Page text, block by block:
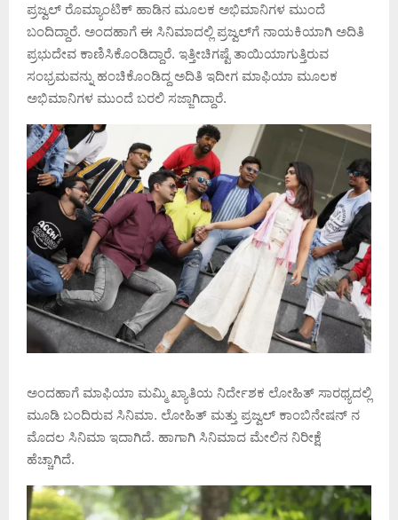
ಪ್ರಜ್ವಲ್ ರೊಮ್ಯಾಂಟಿಕ್ ಹಾಡಿನ ಮೂಲಕ ಅಭಿಮಾನಿಗಳ ಮುಂದೆ
ಬಂದಿದ್ದಾರೆ. ಅಂದಹಾಗೆ ಈ ಸಿನಿಮಾದಲ್ಲಿ ಪ್ರಜ್ವಲ್‌ಗೆ ನಾಯಕಿಯಾಗಿ ಅದಿತಿ
ಪ್ರಭುದೇವ ಕಾಣಿಸಿಕೊಂಡಿದ್ದಾರೆ. ಇತ್ತೀಚಿಗಷ್ಟೆ ತಾಯಿಯಾಗುತ್ತಿರುವ
ಸಂಭ್ರಮವನ್ನು ಹಂಚಿಕೊಂಡಿದ್ದ ಅದಿತಿ ಇದೀಗ ಮಾಫಿಯಾ ಮೂಲಕ
ಅಭಿಮಾನಿಗಳ ಮುಂದೆ ಬರಲಿ ಸಜ್ಜಾಗಿದ್ದಾರೆ.
ಅಂದಹಾಗೆ ಮಾಫಿಯಾ ಮಮ್ಮಿ ಖ್ಯಾತಿಯ ನಿರ್ದೇಶಕ ಲೋಹಿತ್ ಸಾರಥ್ಯದಲ್ಲಿ
ಮೂಡಿ ಬಂದಿರುವ ಸಿನಿಮಾ. ಲೋಹಿತ್ ಮತ್ತು ಪ್ರಜ್ವಲ್ ಕಾಂಬಿನೇಷನ್ ನ
ಮೊದಲ ಸಿನಿಮಾ ಇದಾಗಿದೆ. ಹಾಗಾಗಿ ಸಿನಿಮಾದ ಮೇಲಿನ ನಿರೀಕ್ಷೆ
ಹೆಚ್ಚಾಗಿದೆ.